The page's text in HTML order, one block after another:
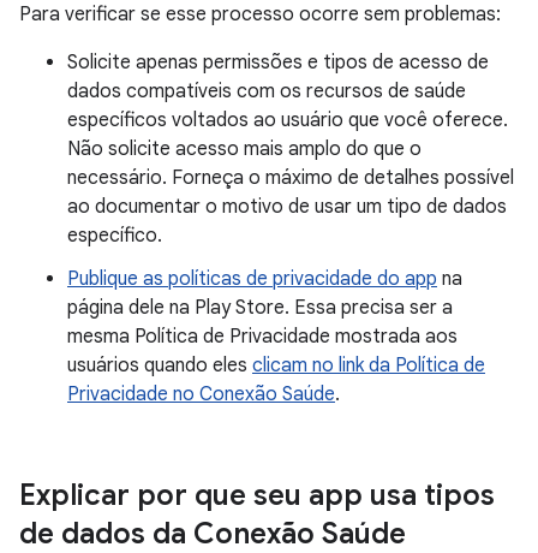
Para verificar se esse processo ocorre sem problemas:
Solicite apenas permissões e tipos de acesso de
dados compatíveis com os recursos de saúde
específicos voltados ao usuário que você oferece.
Não solicite acesso mais amplo do que o
necessário. Forneça o máximo de detalhes possível
ao documentar o motivo de usar um tipo de dados
específico.
Publique as políticas de privacidade do app na
página dele na Play Store. Essa precisa ser a
mesma Política de Privacidade mostrada aos
usuários quando eles clicam no link da Política de
Privacidade no Conexão Saúde.
Explicar por que seu app usa tipos
de dados da Conexão Saúde